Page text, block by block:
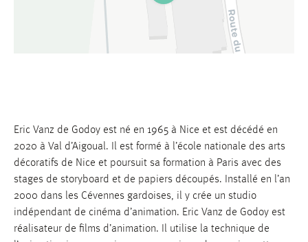
Leaflet| ©OpenStreetMapcontributors ©CARTO
Eric Vanz de Godoy est né en 1965 à Nice et est décédé en
2020 à Val d’Aigoual. Il est formé à l’école nationale des arts
décoratifs de Nice et poursuit sa formation à Paris avec des
stages de storyboard et de papiers découpés. Installé en l’an
2000 dans les Cévennes gardoises, il y crée un studio
indépendant de cinéma d’animation. Eric Vanz de Godoy est
réalisateur de films d’animation. Il utilise la technique de